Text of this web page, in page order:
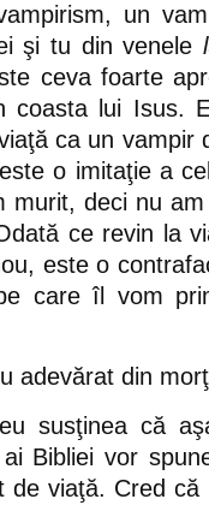
un
şi tu din venele
ceva foarte
coasta lui Isus.
ca un vampir
o imitaţie a
deci nu
ce revin la
este o
care îl vom
adevărat din
susţinea că
Bibliei vor
de viaţă. Cred că